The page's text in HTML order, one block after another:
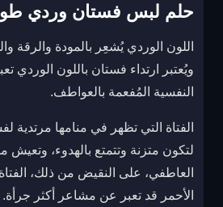
حلم لبس فستان وردي
اللون الوردي يُشعِر بالمودة والرقة
ويُعتبر ارتداء فستان باللون الوردي
النفسية المُفعمة بالعواطف.
الفتاة التي تظهر في منامها مرتدية
لتكون متزنة وتتمتع بالهدوء،
العاطفي، على النقيض من ذلك،
الأحمر قد تعبر عن مشاعر أكثر جرأة.